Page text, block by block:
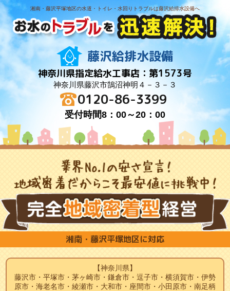
湘南・藤沢平塚地区の水道・トイレ・水回りトラブルは藤沢給排水設備へ
藤沢給排水設備
神奈川県指定給水工事店：第1573号
神奈川県藤沢市鵠沼神明４－３－３
0120-86-3399
受付時間8：00～20：00
湘南・藤沢平塚地区に対応
【神奈川県】
藤沢市・平塚市・茅ヶ崎市・鎌倉市・逗子市・横須賀市・伊勢
原市・海老名市・綾瀬市・大和市・座間市・小田原市・南足柄